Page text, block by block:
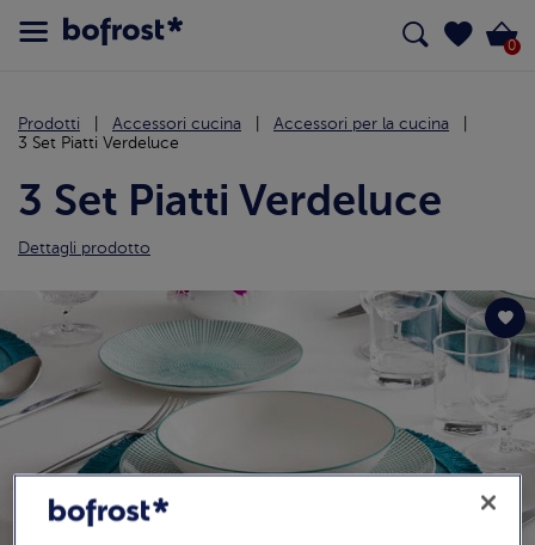
0
Prodotti Accessori cucina
Accessori per la cucina
3 Set Piatti Verdeluce
3 Set Piatti Verdeluce
Dettagli prodotto